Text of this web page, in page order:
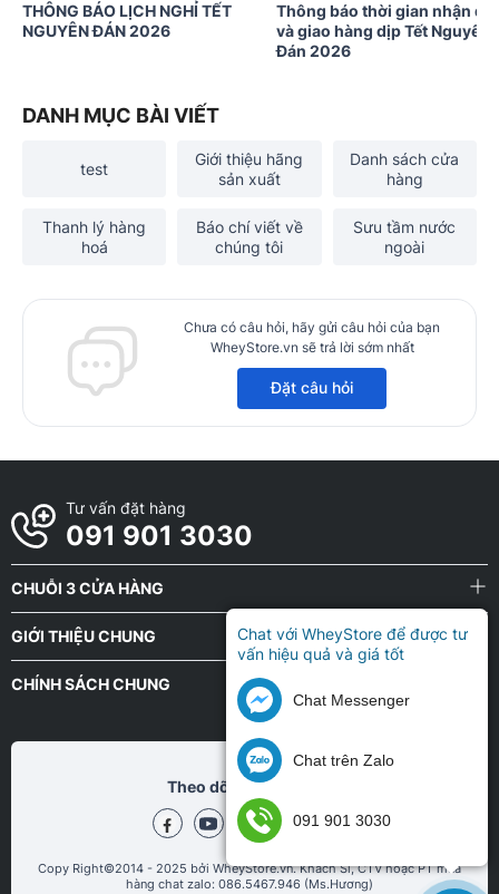
THÔNG BÁO LỊCH NGHỈ TẾT
NGUYÊN ĐÁN 2026
Thông báo thời gian nhận
và giao hàng dịp Tết Nguyên
Đán 2026
DANH MỤC BÀI VIẾT
test
Giới thiệu hãng
sản xuất
Danh sách cửa
hàng
Thanh lý hàng
hoá
Báo chí viết về
chúng tôi
Sưu tầm nước
ngoài
Chưa có câu hỏi, hãy gửi câu hỏi của bạn
WheyStore.vn sẽ trả lời sớm nhất
Đặt câu hỏi
Tư vấn đặt hàng
091 901 3030
CHUỖI 3 CỬA HÀNG
GIỚI THIỆU CHUNG
CHÍNH SÁCH CHUNG
Theo dõi chũng tôi tại
Copy Right©2014 - 2025 bởi WheyStore.vn. Khách Sỉ, CTV hoặc PT mua
hàng chat zalo: 086.5467.946 (Ms.Hương)
Chat với WheyStore để được tư
vấn hiệu quả và giá tốt
Chat Messenger
Chat trên Zalo
091 901 3030